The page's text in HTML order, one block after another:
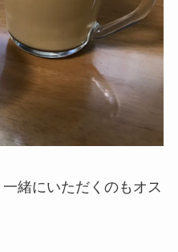
緒にいただくのもオス